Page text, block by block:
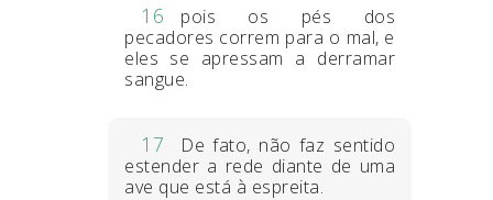
16
pois os pés dos
pecadores correm para o mal, e
eles se apressam a derramar
sangue.
17
De fato, não faz sentido
estender a rede diante de uma
ave que está à espreita.